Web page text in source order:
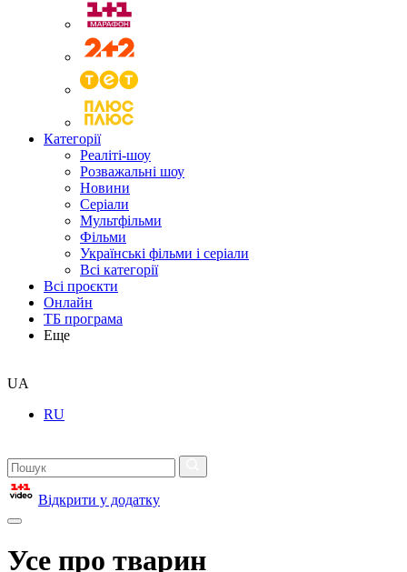
Категорії
Реаліті-шоу
Розважальні шоу
Новини
Серіали
Мультфільми
Фільми
Українські фільми і серіали
Всі категорії
Всі проєкти
Онлайн
ТБ програма
Еще
UA
RU
Відкрити у додатку
Усе про тварин